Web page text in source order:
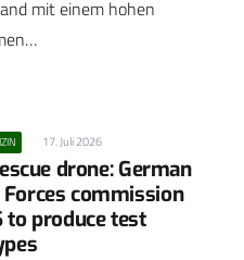
mit einem hohen
17. Juli 2026
drone: German
commission
to produce test